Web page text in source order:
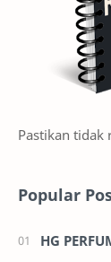
Pastikan tidak
Popular
HG